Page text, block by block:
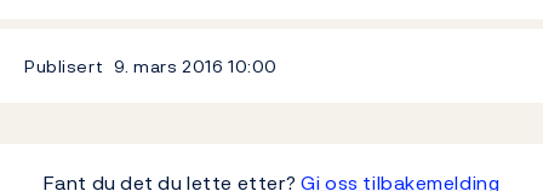
Publisert 9. mars 2016 10:00
Fant du det du lette etter?Gi oss tilbakemelding